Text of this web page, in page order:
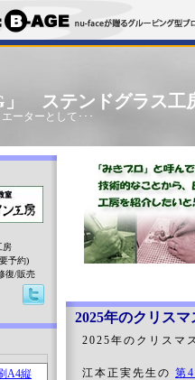
」 ステンドグラス工
ーターとして･･･
2025年のクリスマ
2025年のクリスマ
江本正実先生の 第
房
予約)
復/販売